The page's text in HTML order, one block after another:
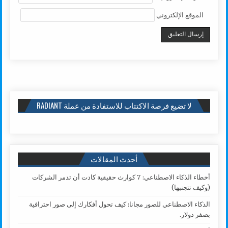
الموقع الإلكتروني
لا تضيع فرصة الاكتتاب للاستفادة من عملة RADIANT
أحدث المقالات
أخطاء الذكاء الاصطناعي: 7 كوارث حقيقية كادت أن تدمر الشركات
(وكيف تتجنبها)
الذكاء الاصطناعي للصور مجانا: كيف تحول أفكارك إلى صور احترافية
بصفر دولار.